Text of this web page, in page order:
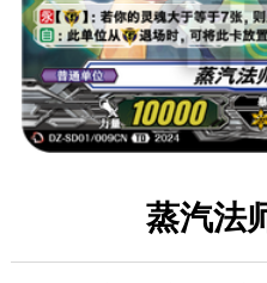
蒸汽法